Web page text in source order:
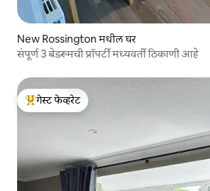
New Rossington मधील घर
संपूर्ण 3 बेडरूमची प्रॉपर्टी मध्यवर्ती ठिकाणी आहे
टॉप गेस्ट फेव्हरेट
गेस्ट फेव्हरेट